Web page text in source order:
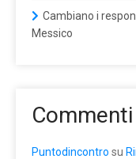
Cambiano i
Messico
Puntodincontro su